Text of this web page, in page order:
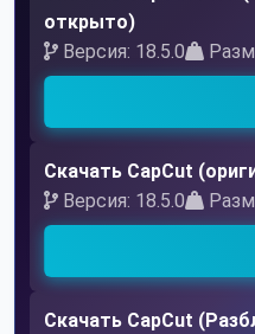
открыто)
Версия: 18.5.0
Скачать CapCut
Версия: 18.5.0
Скачать CapCut